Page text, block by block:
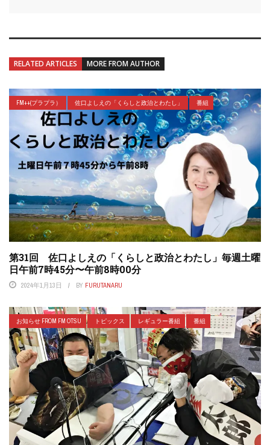
RELATED ARTICLES MORE FROM AUTHOR
FM++(プラプラ） 佐口よしえの「くらしと政治とわたし」 番組
第31回 佐口よしえの「くらしと政治とわたし」毎週土曜
日午前7時45分〜午前8時00分
2024年1月13日 BY FURUTANARU
お知らせ FROM FM OTSU トピックス レギュラー番組 番組